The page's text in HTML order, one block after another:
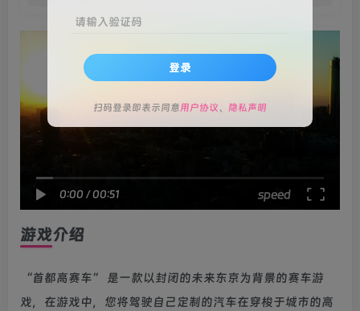
0:00 /00:51 speed
游戏介绍
“首都高赛车” 是一款以封闭的未来东京为背景的赛车游
戏，在游戏中，您将驾驶自己定制的汽车在穿梭于城市的高
请输入验证码
登录
扫码登录即表示同意用户协议、 隐私声明